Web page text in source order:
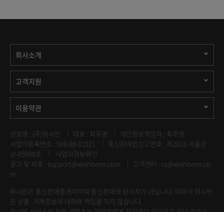
회사소개
고객지원
이용약관
상호명 : (주)위시빈 대표 : 최주영
개인정보책임자 : 최주영
사업자등록번호 : 599-88-01021
통신판매업신고번호 : 제2023-서울강
남-05908호
사업자정보확인
광고 및 제휴 : support@wishbeen.com
고객센터 : cs@wishbeen.co
m
위시빈은 통신판매중개자이며 통신판매의 당사자가 아닙니다. 따라서 위시빈
은 상품·거래정보에 대하여 책임을 지지 않습니다.